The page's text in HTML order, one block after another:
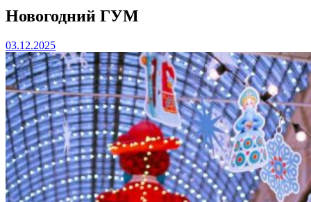
Новогодний ГУМ
03.12.2025